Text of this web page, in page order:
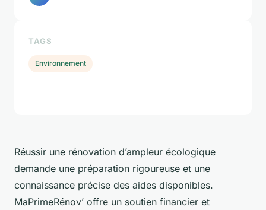
Réussir une rénovation d’ampleur écologique
demande une préparation rigoureuse et une
connaissance précise des aides disponibles.
MaPrimeRénov’ offre un soutien financier et
TAGS
Environnement